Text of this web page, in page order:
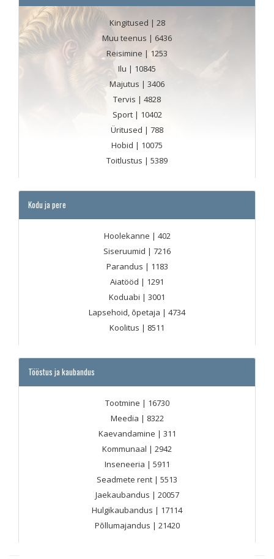
Kingitused | 28
Muu teenus | 6436
Reisimine | 1253
Ilu | 10845
Majutus | 3406
Tervis | 4828
Sport | 10402
Üritused | 788
Hobid | 10075
Toitlustus | 5389
Kodu ja pere
Hoolekanne | 402
Siseruumid | 7216
Parandus | 1183
Aiatööd | 1291
Koduabi | 3001
Lapsehoid, õpetaja | 4734
Koolitus | 8511
Tööstus ja kaubandus
Tootmine | 16730
Meedia | 8322
Kaevandamine | 311
Kommunaal | 2942
Inseneeria | 5911
Seadmete rent | 5513
Jaekaubandus | 20057
Hulgikaubandus | 17114
Põllumajandus | 21420